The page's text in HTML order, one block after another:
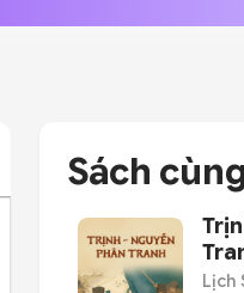
Sách
Lịch